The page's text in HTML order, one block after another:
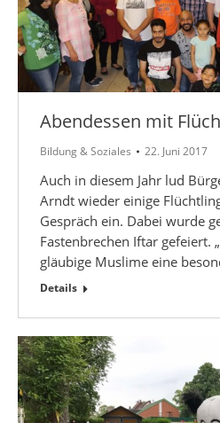
Abendessen mit
Bildung & Soziales 22. Juni 2017
Auch in diesem Jahr lud
Arndt wieder einige
Gespräch ein. Dabei wurde
Fastenbrechen Iftar gefeiert.
gläubige Muslime eine
Details